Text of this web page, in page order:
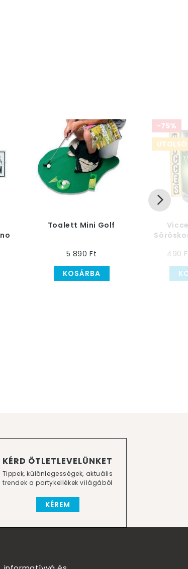
Toalett Mini Golf
5 890 Ft
KOSÁRBA
-75%
490
KÉRD ÖTLETLEVELÜNKET
Tippek, különlegességek, aktuális
trendek a partykellékek világából
KÉREM